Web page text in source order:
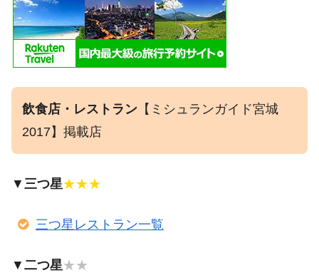
飲食店・レストラン 【ミシュランガイド宮城
2017】掲載店
▼ 三つ星★★★
三つ星レストラン一覧
▼ 二つ星★★